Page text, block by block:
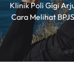
Klinik Poli Gigi
Cara Melihat